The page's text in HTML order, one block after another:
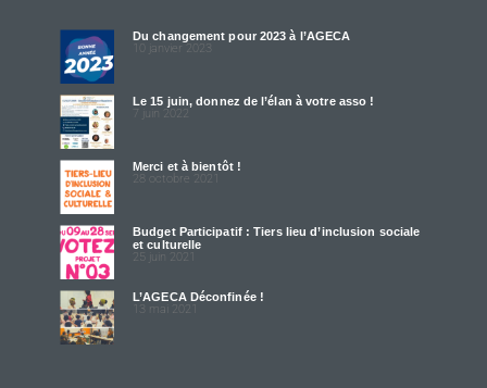
Du changement pour 2023 à l’AGECA
10 janvier 2023
Le 15 juin, donnez de l’élan à votre asso !
7 juin 2022
Merci et à bientôt !
28 octobre 2021
Budget Participatif : Tiers lieu d’inclusion sociale
et culturelle
25 juin 2021
L’AGECA Déconfinée !
13 mai 2021